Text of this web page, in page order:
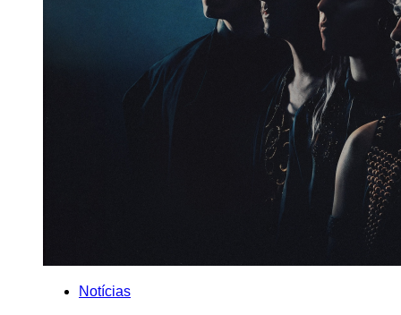
Notícias